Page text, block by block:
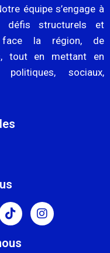
équipe s’engage à
défis structurels et
face la région, de
tout en mettant en
politiques, sociaux,